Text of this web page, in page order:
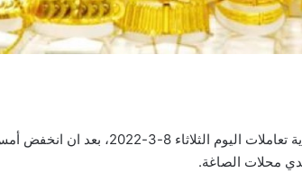
لدي محلات الصاغة.